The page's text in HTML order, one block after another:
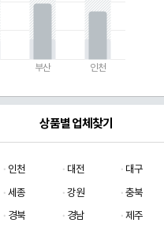
부산 인천
상품별 업체찾기
인천 대전
대구
세종 강원
충북
경북 경남 제주